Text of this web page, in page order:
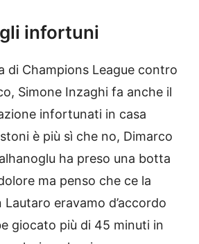
infortuni
di Champions League contro
Simone Inzaghi fa anche il
infortunati in casa
è più sì che no, Dimarco
ha preso una botta
ma penso che ce la
eravamo d’accordo
giocato più di 45 minuti in